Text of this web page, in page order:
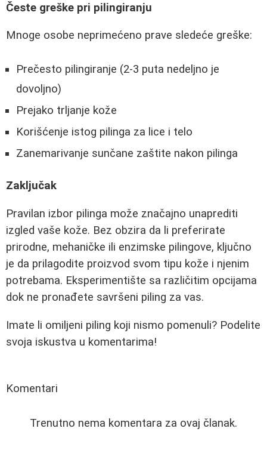
Česte greške pri pilingiranju
Mnoge osobe neprimećeno prave sledeće greške:
Prečesto pilingiranje (2-3 puta nedeljno je
dovoljno)
Prejako trljanje kože
Korišćenje istog pilinga za lice i telo
Zanemarivanje sunčane zaštite nakon pilinga
Zaključak
Pravilan izbor pilinga može značajno unaprediti
izgled vaše kože. Bez obzira da li preferirate
prirodne, mehaničke ili enzimske pilingove, ključno
je da prilagodite proizvod svom tipu kože i njenim
potrebama. Eksperimentište sa različitim opcijama
dok ne pronađete savršeni piling za vas.
Imate li omiljeni piling koji nismo pomenuli? Podelite
svoja iskustva u komentarima!
Komentari
Trenutno nema komentara za ovaj članak.